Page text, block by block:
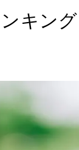
ンキ